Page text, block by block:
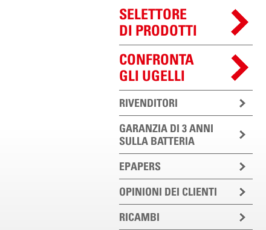
SELETTORE
DI PRODOTTI
CONFRONTA
GLI UGELLI
RIVENDITORI
GARANZIA DI 3 ANNI
SULLA BATTERIA
EPAPERS
OPINIONI DEI CLIENTI
RICAMBI